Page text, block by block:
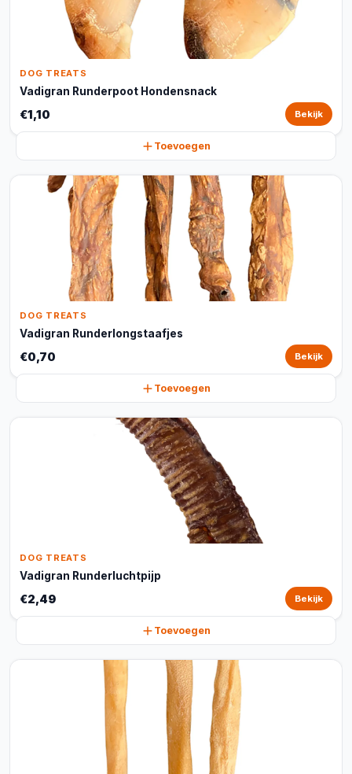
DOG TREATS
Vadigran Runderpoot Hondensnack
€1,10 Bekijk
Toevoegen
DOG TREATS
Vadigran Runderlongstaafjes
€0,70 Bekijk
Toevoegen
DOG TREATS
Vadigran Runderluchtpijp
€2,49 Bekijk
Toevoegen